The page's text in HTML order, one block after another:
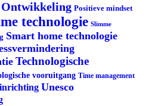
Positieve mindset
technologie Slimme
Smart home technologie
Technologische
vooruitgang Time management
Unesco